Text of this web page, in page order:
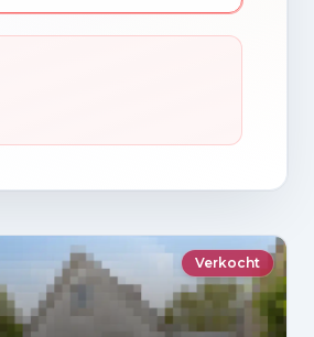
Verkocht